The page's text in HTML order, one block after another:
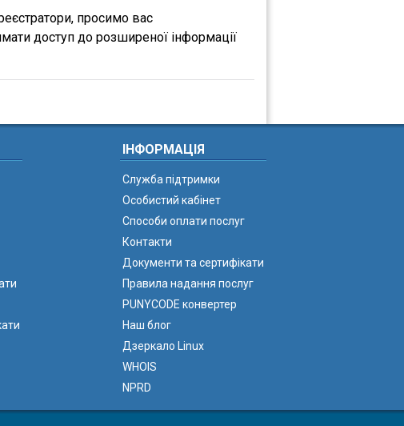
просимо вас
доступ до розширеної інформації
ІНФОРМАЦІЯ
Служба підтримки
Особистий кабінет
Способи оплати послуг
Контакти
Документи та сертифікати
Правила надання послуг
PUNYCODE конвертер
Наш блог
Дзеркало Linux
WHOIS
NPRD